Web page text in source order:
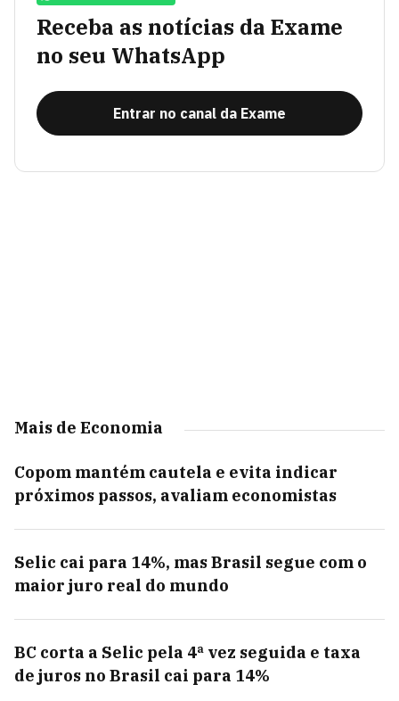
Receba as notícias da Exame
no seu WhatsApp
Entrar no canal da Exame
Mais de Economia
Copom mantém cautela e evita indicar
próximos passos, avaliam economistas
Selic cai para 14%, mas Brasil segue com o
maior juro real do mundo
BC corta a Selic pela 4ª vez seguida e taxa
de juros no Brasil cai para 14%